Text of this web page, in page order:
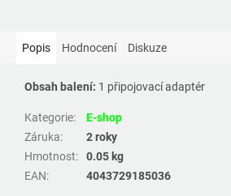
Popis Hodnocení Diskuze
Obsah balení: 1 připojovací adaptér
Kategorie:
E-shop
Záruka:
2 roky
Hmotnost:
0.05 kg
EAN: 4043729185036